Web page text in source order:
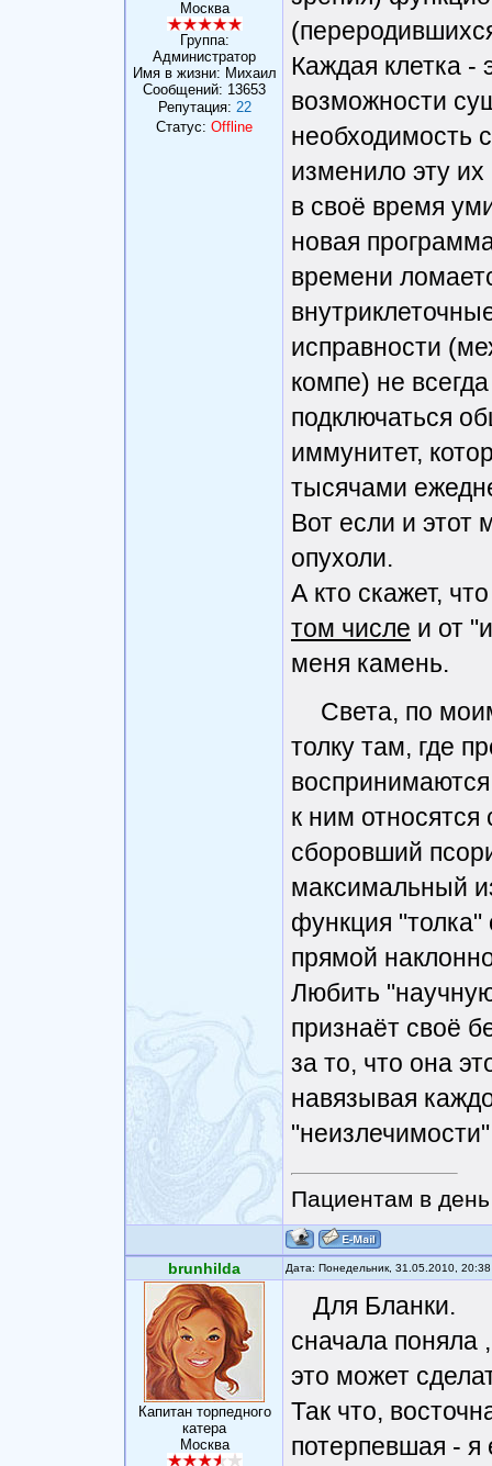
Москва
Группа:
Администратор
Имя в жизни: Михаил
Сообщений: 13653
Репутация: 22
Статус: Offline
Каждая клетка
возможности
необходимость
изменило эту
в своё время
новая
времени
исправности
компе) не
подключаться
иммунитет,
тысячами
Вот если и этот
опухоли.
А кто скажет,
том числе и от
меня камень.
Света, по
толку там, где
воспринимаются
к ним
сборовший
максимальный
функция
прямой
Любить
признаёт своё
за то, что она
навязывая
Пациентам в
brunhilda Дата: Понедельник, 31.05.2010,
Капитан торпедного
катера
Москва
Для Бланки.
сначала поняла
это может
Так что,
потерпевшая - я